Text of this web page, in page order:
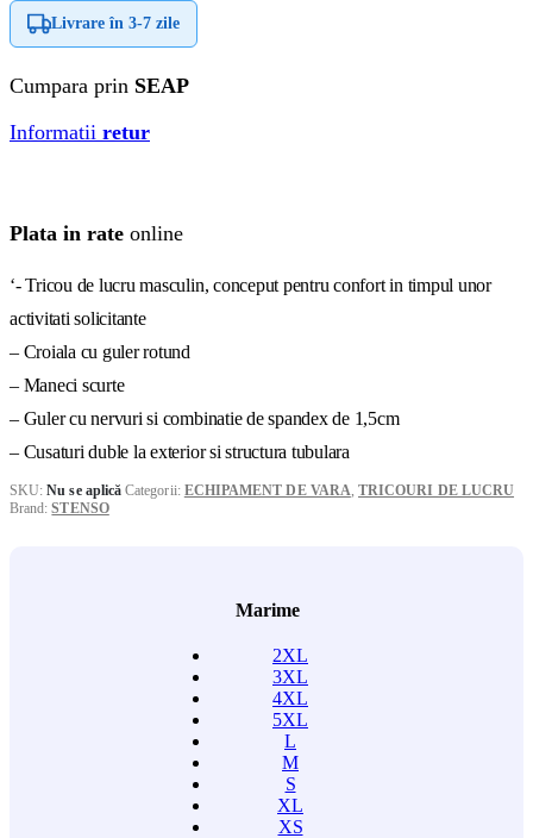
Livrare în 3-7 zile
Cumpara prin SEAP
Informatii retur
Plata in rate online
‘- Tricou de lucru masculin, conceput pentru confort in timpul unor
activitati solicitante
– Croiala cu guler rotund
– Maneci scurte
– Guler cu nervuri si combinatie de spandex de 1,5cm
– Cusaturi duble la exterior si structura tubulara
SKU:Nu se aplică Categorii: ECHIPAMENT DE VARA TRICOURI DE LUCRU
Brand:STENSO
Marime
2XL
3XL
4XL
5XL
L
M
S
XL
XS